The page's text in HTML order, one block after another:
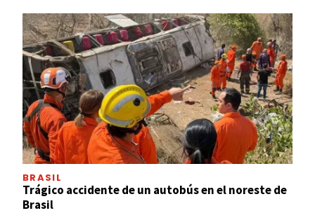
BRASIL
Trágico accidente de un autobús en el noreste de
Brasil